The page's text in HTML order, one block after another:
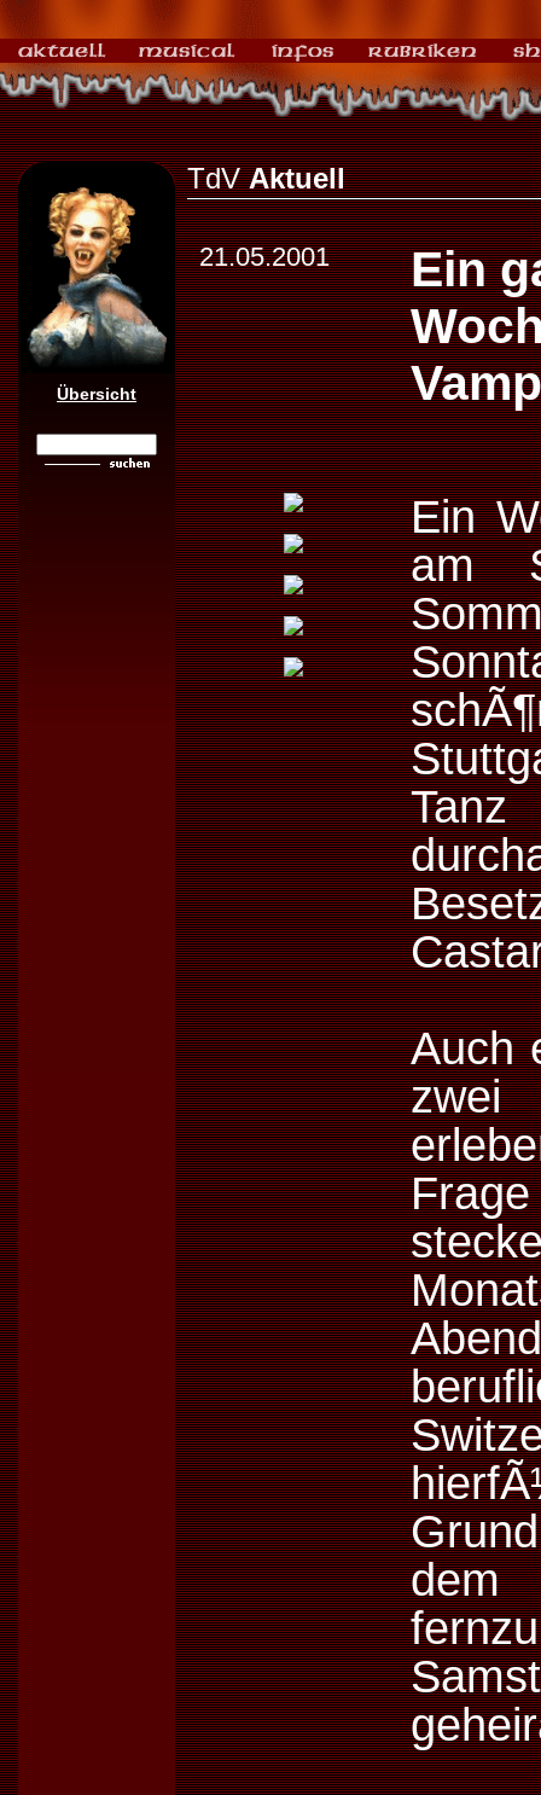
Übersicht
TdVAktuell
21.05.2001
Ein
Ein
am
Tanz
Auch